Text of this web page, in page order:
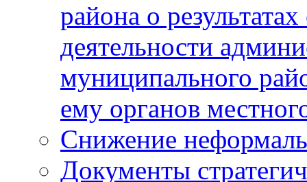
района о
деятельности
муниципального
ему органов
Снижение
Документы